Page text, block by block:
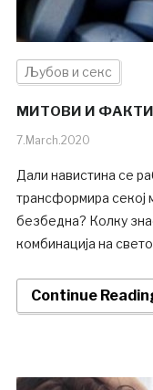
Љубов и секс
МИТОВИ И ФАКТИ
7.March.2020
Дали навистина се
трансформира секој
безбедна? Колку
комбинација на
Continue